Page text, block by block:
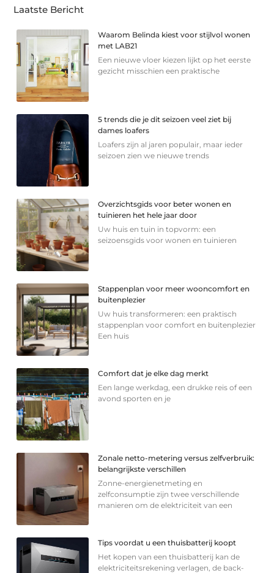
Laatste Bericht
Waarom Belinda kiest voor stijlvol wonen
met LAB21
Een nieuwe vloer kiezen lijkt op het eerste
gezicht misschien een praktische
5 trends die je dit seizoen veel ziet bij
dames loafers
Loafers zijn al jaren populair, maar ieder
seizoen zien we nieuwe trends
Overzichtsgids voor beter wonen en
tuinieren het hele jaar door
Uw huis en tuin in topvorm: een
seizoensgids voor wonen en tuinieren
Stappenplan voor meer wooncomfort en
buitenplezier
Uw huis transformeren: een praktisch
stappenplan voor comfort en buitenplezier
Een huis
Comfort dat je elke dag merkt
Een lange werkdag, een drukke reis of een
avond sporten en je
Zonale netto-metering versus zelfverbruik:
belangrijkste verschillen
Zonne-energienetmeting en
zelfconsumptie zijn twee verschillende
manieren om de elektriciteit van een
Tips voordat u een thuisbatterij koopt
Het kopen van een thuisbatterij kan de
elektriciteitsrekening verlagen, de back-